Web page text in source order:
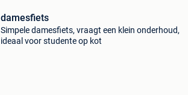
damesfiets
Simpele damesfiets, vraagt een klein onderhoud,
ideaal voor studente op kot